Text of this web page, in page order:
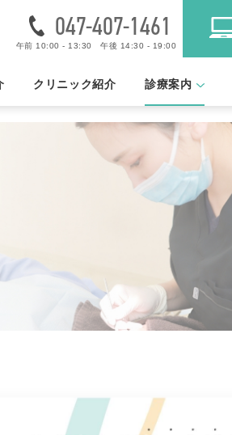
047-407-1461
午前 10:00 - 13:30 午後 14:30 - 19:00
クリニック紹介 診療案内